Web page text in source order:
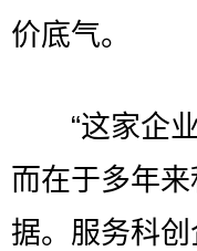
价底气。
“这家企业
而在于多年
据。服务科创